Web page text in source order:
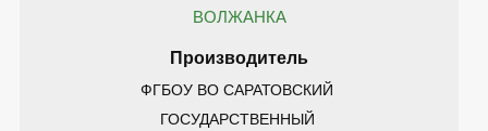
ВОЛЖАНКА
ФГБОУ ВО САРАТОВСКИЙ
ГОСУДАРСТВЕННЫЙ